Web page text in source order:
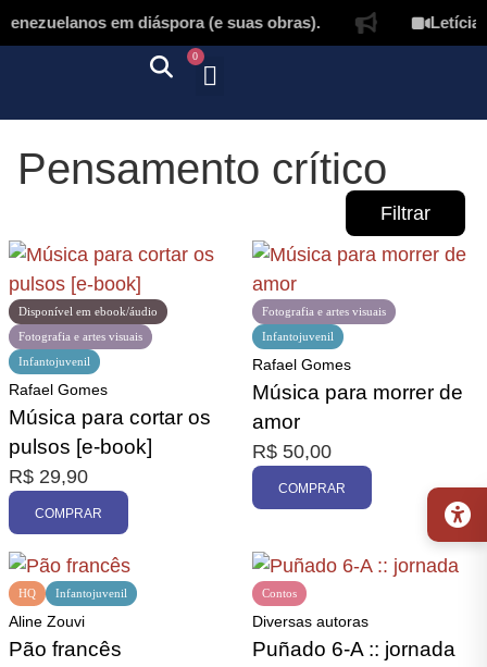
em diáspora (e suas obras). Letícia
0
Pensamento crítico
Filtrar
Promoção
Disponível em ebook/áudio
Fotografia e artes visuais
Infantojuvenil
Rafael Gomes
Música para cortar os
pulsos [e-book]
R$ 29,90
COMPRAR
Fotografia e artes visuais
Infantojuvenil
Rafael Gomes
Música para morrer de
amor
R$ 50,00
COMPRAR
HQ Infantojuvenil
Aline Zouvi
Pão francês
Contos
Diversas autoras
Puñado 6-A :: jornada